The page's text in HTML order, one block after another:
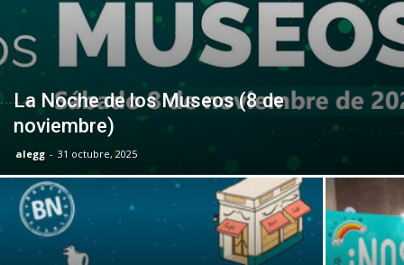
La Noche de los Museos (8 de
noviembre)
alegg - 31 octubre, 2025